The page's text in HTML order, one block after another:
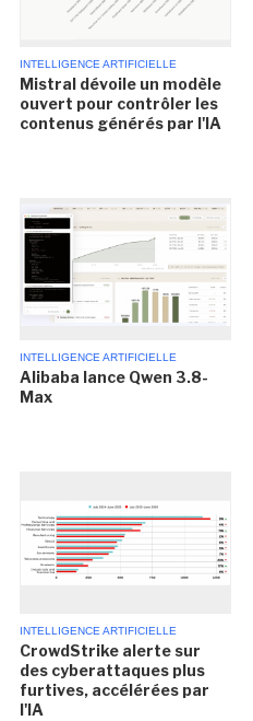
INTELLIGENCE ARTIFICIELLE
Mistral dévoile un modèle
ouvert pour contrôler les
contenus générés par l'IA
INTELLIGENCE ARTIFICIELLE
Alibaba lance Qwen 3.8-
Max
INTELLIGENCE ARTIFICIELLE
CrowdStrike alerte sur
des cyberattaques plus
furtives, accélérées par
l'IA